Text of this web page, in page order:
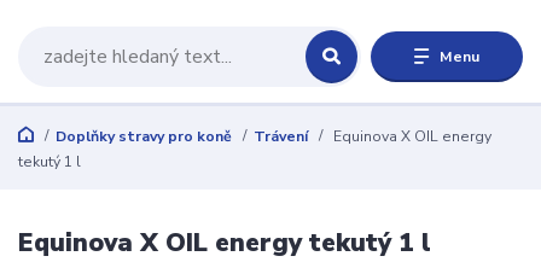
Menu
Doplňky stravy pro koně Trávení
Equinova X OIL energy
tekutý 1 l
Equinova X OIL energy tekutý 1 l